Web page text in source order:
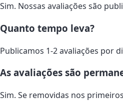
Sim. Nossas avaliações são
Quanto tempo leva?
Publicamos 1-2 avaliações por
As avaliações são
Sim. Se removidas nos